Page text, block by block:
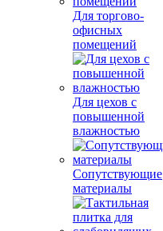
Для торгово-
офисных
помещений
Для цехов с
повышенной
влажностью
Сопутствующие
материалы